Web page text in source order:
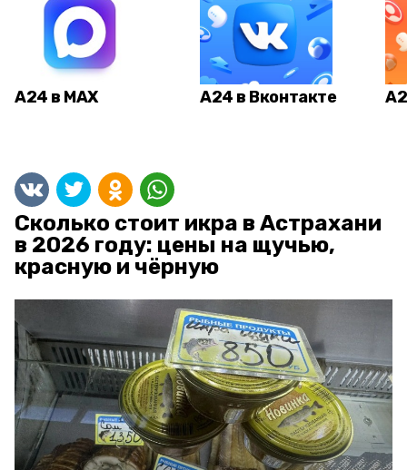
А24 в MAX А24 в Вконтакте
Сколько стоит икра в Астрахани
в 2026 году: цены на щучью,
красную и чёрную